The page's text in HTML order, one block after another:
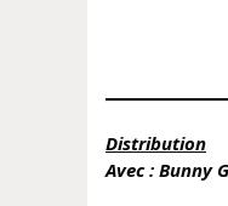
Distribution
Avec : Bunny